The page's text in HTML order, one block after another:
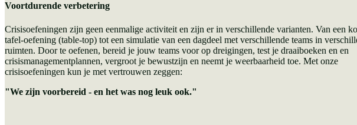
Voortdurende verbetering
Crisisoefeningen zijn geen eenmalige activiteit en zijn er in verschillende varianten. Van een
tafel-oefening (table-top) tot een simulatie van een dagdeel met verschillende teams in
ruimten. Door te oefenen, bereid je jouw teams voor op dreigingen, test je draaiboeken en en
crisismanagementplannen, vergroot je bewustzijn en neemt je weerbaarheid toe. Met onze
crisisoefeningen kun je met vertrouwen zeggen:
"We zijn voorbereid - en het was nog leuk ook."